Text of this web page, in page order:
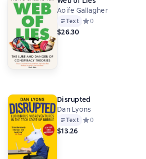
Aoife Gallagher
Text Средний рейтинг 0
0
$26.30
Disrupted
Dan Lyons
Text Средний рейтинг 0
0
$13.26